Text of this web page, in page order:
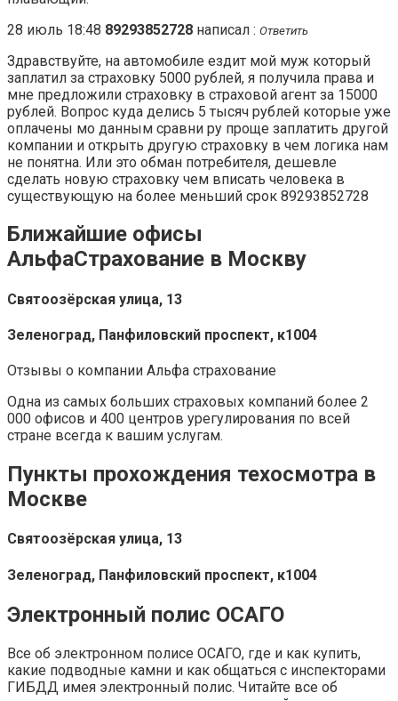
28 июль 18:48 89293852728 написал : Ответить
Здравствуйте, на автомобиле ездит мой муж который
заплатил за страховку 5000 рублей, я получила права и
мне предложили страховку в страховой агент за 15000
рублей. Вопрос куда делись 5 тысяч рублей которые уже
оплачены мо данным сравни ру проще заплатить другой
компании и открыть другую страховку в чем логика нам
не понятна. Или это обман потребителя, дешевле
сделать новую страховку чем вписать человека в
существующую на более меньший срок 89293852728
Ближайшие офисы
АльфаСтрахование в Москву
Святоозёрская улица, 13
Зеленоград, Панфиловский проспект, к1004
Отзывы о компании Альфа страхование
Одна из самых больших страховых компаний более 2
000 офисов и 400 центров урегулирования по всей
стране всегда к вашим услугам.
Пункты прохождения техосмотра в
Москве
Святоозёрская улица, 13
Зеленоград, Панфиловский проспект, к1004
Электронный полис ОСАГО
Все об электронном полисе ОСАГО, где и как купить,
какие подводные камни и как общаться с инспекторами
ГИБДД имея электронный полис. Читайте все об